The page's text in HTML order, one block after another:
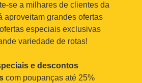
se a milhares de clientes da
aproveitam grandes ofertas
especiais exclusivas
variedade de rotas!
e descontos
com poupanças até 25%